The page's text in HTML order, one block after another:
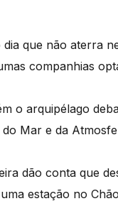
que não aterra
companhias
o arquipélago
Mar e da
dão conta que
estação no